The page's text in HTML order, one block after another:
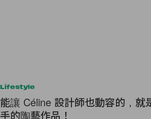
Lifestyle
能讓 Céline 設計師也動容的，就
手的陶藝作品！